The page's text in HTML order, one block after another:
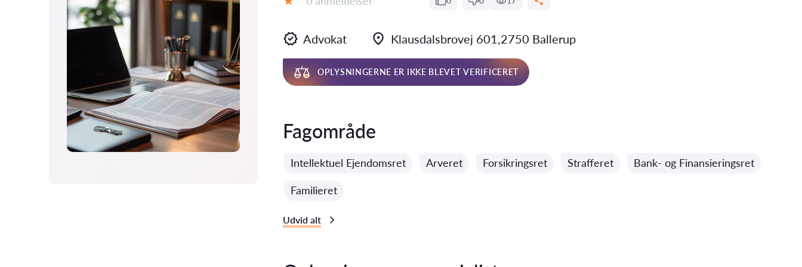
Advokat Klausdalsbrovej 601,2750 Ballerup
OPLYSNINGERNE ER IKKE BLEVET VERIFICERET
Fagområde
Intellektuel Ejendomsret Arveret Forsikringsret Strafferet Bank- og Finansieringsret
Familieret
Udvid alt